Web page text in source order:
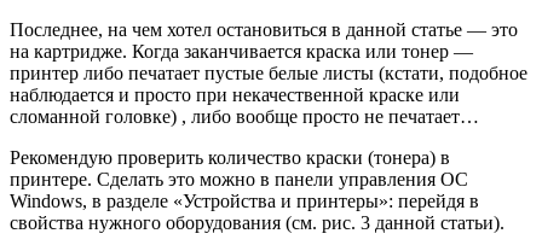
Последнее, на чем хотел остановиться в данной статье — это
на картридже. Когда заканчивается краска или тонер —
принтер либо печатает пустые белые листы (кстати, подобное
наблюдается и просто при некачественной краске или
сломанной головке) , либо вообще просто не печатает…
Рекомендую проверить количество краски (тонера) в
принтере. Сделать это можно в панели управления ОС
Windows, в разделе «Устройства и принтеры»: перейдя в
свойства нужного оборудования (см. рис. 3 данной статьи).